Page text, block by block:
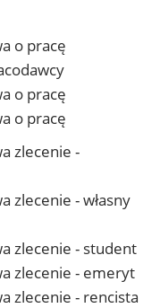
o pracę
o pracę
o pracę
zlecenie -
zlecenie - własny
zlecenie - student
zlecenie - emeryt
zlecenie - rencista